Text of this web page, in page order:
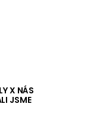
X NÁS
JSME